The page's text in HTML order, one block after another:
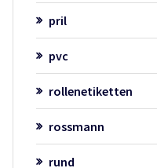
pril
pvc
rollenetiketten
rossmann
rund